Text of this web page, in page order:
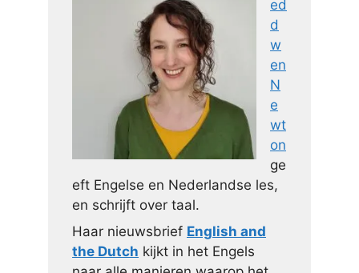
ed
d
w
en
N
e
wt
on
ge
eft Engelse en Nederlandse les,
en schrijft over taal.
Haar nieuwsbrief English and
the Dutch kijkt in het Engels